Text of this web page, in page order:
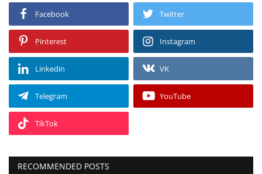
Facebook Twitter
Pinterest Instagram
Linkedin VK
Telegram YouTube
TikTok
RECOMMENDED POSTS